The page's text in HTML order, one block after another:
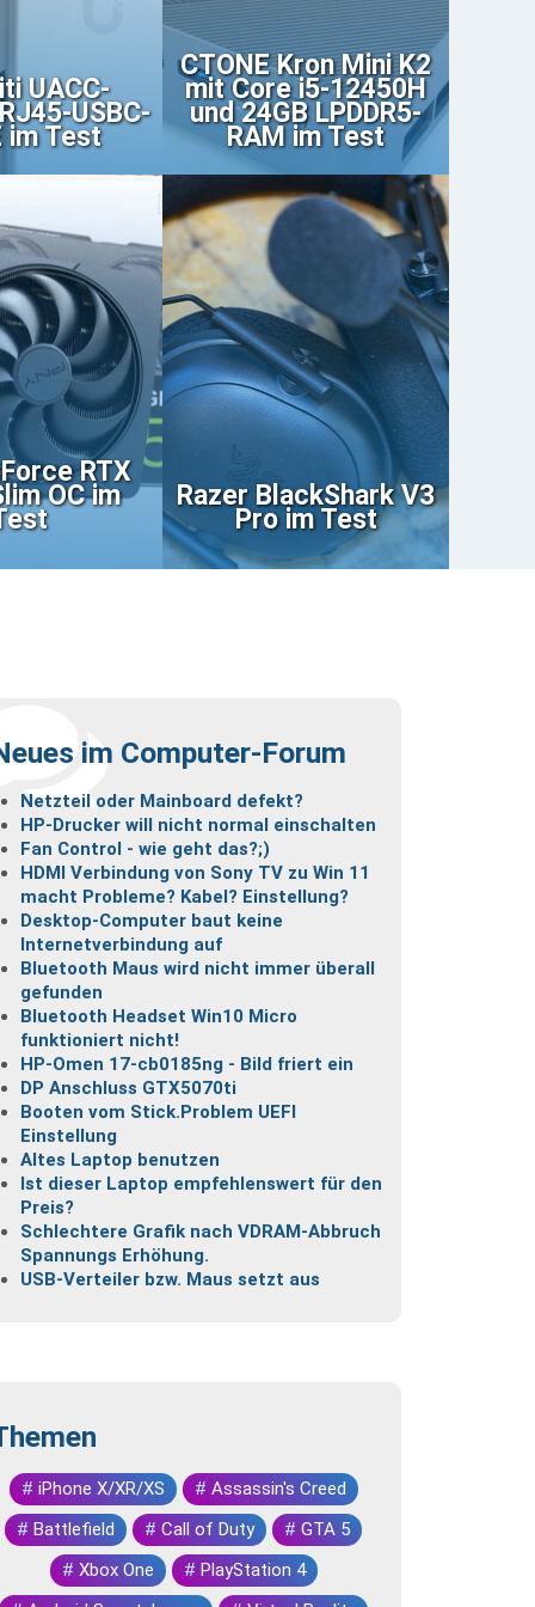
UACC-
USBC-
im Test
CTONE Kron Mini K2
mit Core i5-12450H
und 24GB LPDDR5-
RAM im Test
RTX
OC im Razer BlackShark V3
Pro im Test
im Computer-Forum
Netzteil oder Mainboard defekt?
HP-Drucker will nicht normal einschalten
Fan Control - wie geht das?;)
HDMI Verbindung von Sony TV zu Win 11
macht Probleme? Kabel? Einstellung?
Desktop-Computer baut keine
Internetverbindung auf
Bluetooth Maus wird nicht immer überall
gefunden
Bluetooth Headset Win10 Micro
funktioniert nicht!
HP-Omen 17-cb0185ng - Bild friert ein
DP Anschluss GTX5070ti
Booten vom Stick.Problem UEFI
Einstellung
Altes Laptop benutzen
Ist dieser Laptop empfehlenswert für den
Preis?
Schlechtere Grafik nach VDRAM-Abbruch
Spannungs Erhöhung.
USB-Verteiler bzw. Maus setzt aus
# iPhone X/XR/XS # Assassin's Creed
# Battlefield # Call of Duty # GTA 5
# Xbox One # PlayStation 4